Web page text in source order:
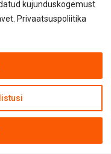
kujunduskogemust
Privaatsuspoliitika